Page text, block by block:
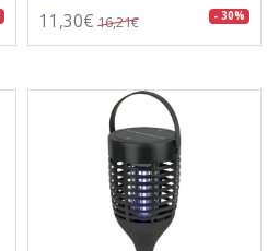
11,30€ 16,21€ - 30%